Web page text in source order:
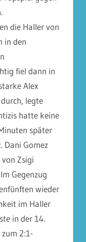
die Haller von
in den
fiel dann in
Alex
legte
hatte keine
später
Dani Gomez
Zsigi
Gegenzug
wieder
im Haller
in der 14.
2:1-